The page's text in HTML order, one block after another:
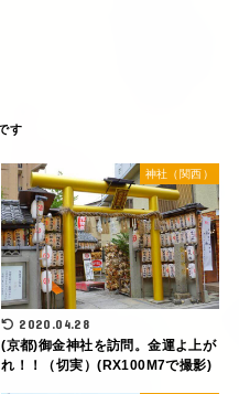
神社（関西）
2020.04.28
(京都)御金神社を訪問。金運よ上が
れ！！（切実）(RX100M7で撮影)